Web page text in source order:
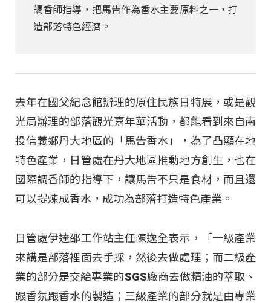
調香師指導，把馬告作為香水主要原料之一，打
造部落特色經濟。
去年在國父紀念館辦理的原住民族日特展，或是觀
光局辦理的部落觀光嘉年華活動，都能看到來自南
投信義鄉丹大地區的「馬告香水」，為了凸顯在地
特色產業，日管處在丹大地區推動地方創生，也在
國際調香師的指導下，讓馬告不只是食材，而且還
可以提煉成香水，成功為部落打造特色產業。
日管處伊達邵工作站主任陳逸全表示，「一級產業
來講是部落裡面去手採，然後去做處理；而二級產
業的部分是交給專業的SGS廠商去做精油的萃取、
跟香氛跟香水的製造；三級產業的部分就是由專業